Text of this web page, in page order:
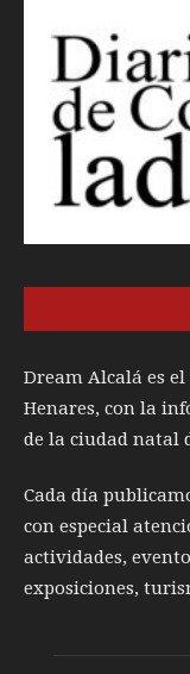
Dream Alcalá es
Henares, con la
de la ciudad natal
Cada día
con especial
actividades,
exposiciones,